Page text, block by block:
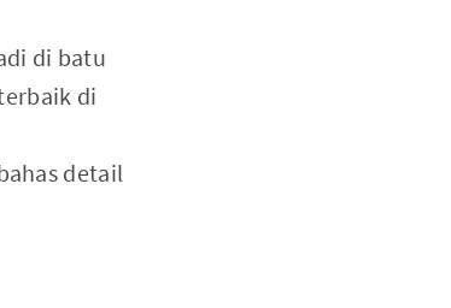
di batu
di
detail